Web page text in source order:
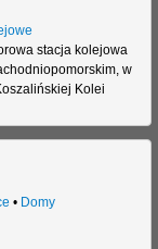
stacja kolejowa
w
Kolei
• Domy